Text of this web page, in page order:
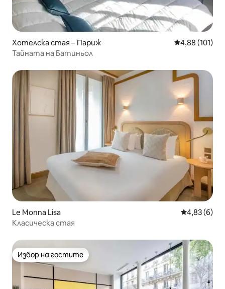
Хотелска стая – Париж Средна
4,88 (101)
Тайната на Батиньол
Le Monna Lisa Средна
4,83 (6)
Класическа стая
Избор на гостите
Избор на гостите